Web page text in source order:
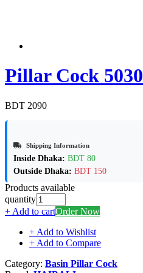
Pillar Cock 5030
BDT 2090
Shipping Information
Inside Dhaka: BDT 80
Outside Dhaka: BDT 150
Products available
quantity
+ Add to cartOrder Now
+ Add to Wishlist
+ Add to Compare
Category: Basin Pillar Cock